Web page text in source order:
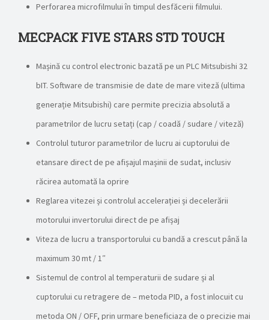
Perforarea microfilmului în timpul desfăcerii filmului.
MECPACK FIVE STARS STD TOUCH
Mașină cu control electronic bazată pe un PLC Mitsubishi 32
bIT. Software de transmisie de date de mare viteză (ultima
generație Mitsubishi) care permite precizia absolută a
parametrilor de lucru setați (cap / coadă / sudare / viteză)
Controlul tuturor parametrilor de lucru ai cuptorului de
etansare direct de pe afișajul mașinii de sudat, inclusiv
răcirea automată la oprire
Reglarea vitezei și controlul accelerației și decelerării
motorului invertorului direct de pe afișaj
Viteza de lucru a transportorului cu bandă a crescut până la
maximum 30 mt / 1″
Sistemul de control al temperaturii de sudare și al
cuptorului cu retragere de – metoda PID, a fost inlocuit cu
metoda ON / OFF, prin urmare beneficiaza de o precizie mai